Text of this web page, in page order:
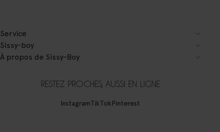
Service
Sissy-boy
À propos de Sissy-Boy
RESTEZ PROCHES, AUSSI EN LIGNE
InstagramTikTokPinterest